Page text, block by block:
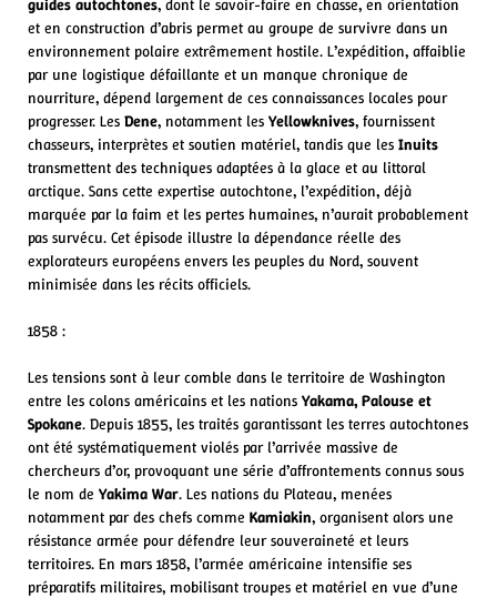
guides autochtones, dont le savoir-faire en chasse, en orientation
et en construction d’abris permet au groupe de survivre dans un
environnement polaire extrêmement hostile. L’expédition, affaiblie
par une logistique défaillante et un manque chronique de
nourriture, dépend largement de ces connaissances locales pour
progresser. Les Dene, notamment les Yellowknives, fournissent
chasseurs, interprètes et soutien matériel, tandis que les Inuits
transmettent des techniques adaptées à la glace et au littoral
arctique. Sans cette expertise autochtone, l’expédition, déjà
marquée par la faim et les pertes humaines, n’aurait probablement
pas survécu. Cet épisode illustre la dépendance réelle des
explorateurs européens envers les peuples du Nord, souvent
minimisée dans les récits officiels.
1858 :
Les tensions sont à leur comble dans le territoire de Washington
entre les colons américains et les nations Yakama, Palouse et
Spokane. Depuis 1855, les traités garantissant les terres autochtones
ont été systématiquement violés par l’arrivée massive de
chercheurs d’or, provoquant une série d’affrontements connus sous
le nom de Yakima War. Les nations du Plateau, menées
notamment par des chefs comme Kamiakin, organisent alors une
résistance armée pour défendre leur souveraineté et leurs
territoires. En mars 1858, l’armée américaine intensifie ses
préparatifs militaires, mobilisant troupes et matériel en vue d’une